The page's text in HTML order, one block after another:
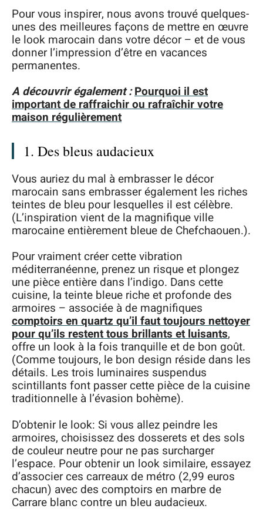
Pour vous inspirer, nous avons trouvé quelques-
unes des meilleures façons de mettre en œuvre
le look marocain dans votre décor – et de vous
donner l’impression d’être en vacances
permanentes.
A découvrir également :Pourquoi il est
important de raffraichir ou rafraîchir votre
maison régulièrement
1. Des bleus audacieux
Vous auriez du mal à embrasser le décor
marocain sans embrasser également les riches
teintes de bleu pour lesquelles il est célèbre.
(L’inspiration vient de la magnifique ville
marocaine entièrement bleue de Chefchaouen.).
Pour vraiment créer cette vibration
méditerranéenne, prenez un risque et plongez
une pièce entière dans l’indigo. Dans cette
cuisine, la teinte bleue riche et profonde des
armoires – associée à de magnifiques
comptoirs en quartz qu’il faut toujours nettoyer
pour qu’ils restent tous brillants et luisants,
offre un look à la fois tranquille et de bon goût.
(Comme toujours, le bon design réside dans les
détails. Les trois luminaires suspendus
scintillants font passer cette pièce de la cuisine
traditionnelle à l’évasion bohème).
D’obtenir le look: Si vous allez peindre les
armoires, choisissez des dosserets et des sols
de couleur neutre pour ne pas surcharger
l’espace. Pour obtenir un look similaire, essayez
d’associer ces carreaux de métro (2,99 euros
chacun) avec des comptoirs en marbre de
Carrare blanc contre un bleu audacieux.